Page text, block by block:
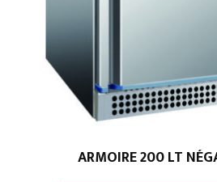
ARMOIRE 200 LT